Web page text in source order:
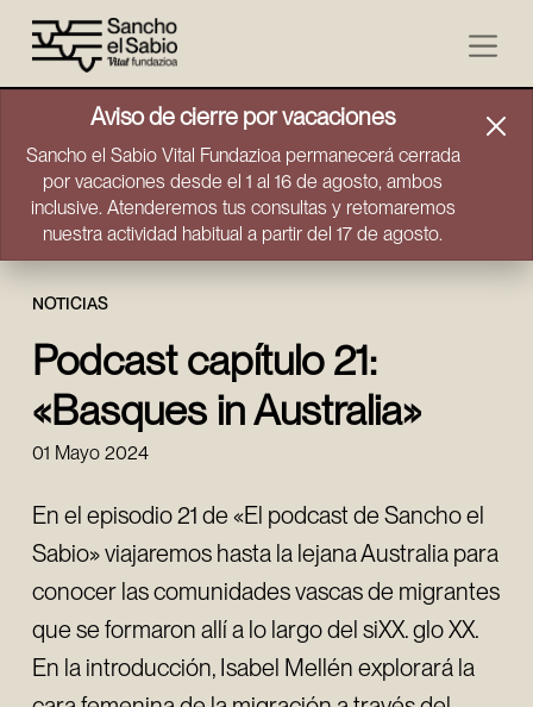
Ir directamente al contenido
Aviso de cierre por vacaciones
Sancho el Sabio Vital Fundazioa permanecerá cerrada
por vacaciones desde el 1 al 16 de agosto, ambos
inclusive. Atenderemos tus consultas y retomaremos
nuestra actividad habitual a partir del 17 de agosto.
NOTICIAS
Podcast capítulo 21:
«Basques in Australia»
01 Mayo 2024
En el episodio 21 de «El podcast de Sancho el
Sabio» viajaremos hasta la lejana Australia para
conocer las comunidades vascas de migrantes
que se formaron allí a lo largo del siXX. glo XX.
En la introducción, Isabel Mellén explorará la